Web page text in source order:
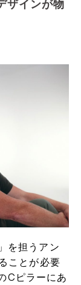
ザインが物
を担うアン
ことが必要
Cピラーにあ